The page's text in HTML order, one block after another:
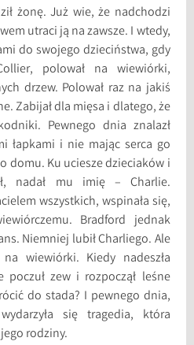
żonę. Już wie, że nadchodzi
utraci ją na zawsze. I wtedy,
do swojego dzieciństwa, gdy
polował na wiewiórki,
drzew. Polował raz na jakiś
Zabijał dla mięsa i dlatego, że
Pewnego dnia znalazł
łapkami i nie mając serca go
domu. Ku uciesze dzieciaków i
nadał mu imię – Charlie.
wszystkich, wspinała się,
Bradford jednak
Niemniej lubił Charliego. Ale
wiewiórki. Kiedy nadeszła
zew i rozpoczął leśne
do stada? I pewnego dnia,
się tragedia, która
rodziny.